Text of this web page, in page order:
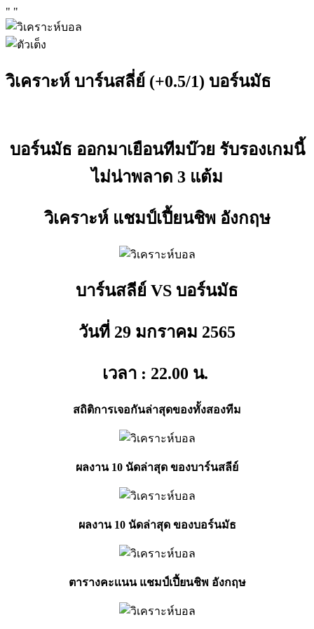
" "
วิเคราะห์ บาร์นสลี่ย์ (+0.5/1) บอร์นมัธ
บอร์นมัธ ออกมาเยือนทีมบ๊วย รับรองเกมนี้
ไม่น่าพลาด 3 แต้ม
วิเคราะห์ แชมป์เปี้ยนชิพ อังกฤษ
บาร์นสลีย์ VS บอร์นมัธ
วันที่ 29 มกราคม 2565
เวลา : 22.00 น.
สถิติการเจอกันล่าสุดของทั้งสองทีม
ผลงาน 10 นัดล่าสุด ของบาร์นสลีย์
ผลงาน 10 นัดล่าสุด ของบอร์นมัธ
ตารางคะเเนน แชมป์เปี้ยนชิพ อังกฤษ